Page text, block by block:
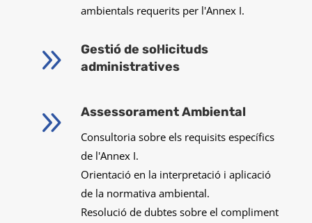
ambientals requerits per l'Annex I.
9
Gestió de sol·licituds
administratives
9 Assessorament Ambiental
Consultoria sobre els requisits específics
de l'Annex I.
Orientació en la interpretació i aplicació
de la normativa ambiental.
Resolució de dubtes sobre el compliment